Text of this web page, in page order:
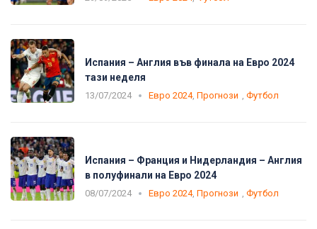
Испания – Англия във финала на Евро 2024
тази неделя
13/07/2024 Евро 2024, Прогнози Футбол
Испания – Франция и Нидерландия – Англия
в полуфинали на Евро 2024
08/07/2024 Евро 2024, Прогнози Футбол